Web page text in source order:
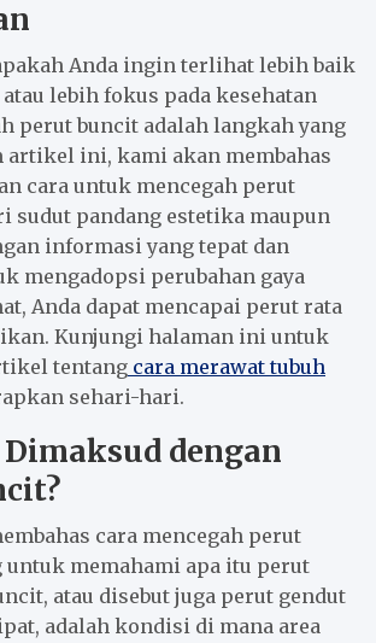
Anda ingin terlihat lebih baik
lebih fokus pada kesehatan
perut buncit adalah langkah yang
artikel ini, kami akan membahas
cara untuk mencegah perut
sudut pandang estetika maupun
informasi yang tepat dan
mengadopsi perubahan gaya
Anda dapat mencapai perut rata
Kunjungi halaman ini untuk
tentang cara merawat tubuh
sehari-hari.
dengan
cara mencegah perut
memahami apa itu perut
atau disebut juga perut gendut
adalah kondisi di mana area